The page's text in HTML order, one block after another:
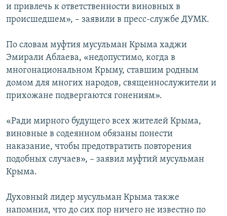
и привлечь к ответственности виновных в
происшедшем», – заявили в пресс-службе ДУМК.
По словам муфтия мусульман Крыма хаджи
Эмирали Аблаева, «недопустимо, когда в
многонациональном Крыму, ставшим родным
домом для многих народов, священнослужители и
прихожане подвергаются гонениям».
«Ради мирного будущего всех жителей Крыма,
виновные в содеянном обязаны понести
наказание, чтобы предотвратить повторения
подобных случаев», – заявил муфтий мусульман
Крыма.
Духовный лидер мусульман Крыма также
напомнил, что до сих пор ничего не известно по